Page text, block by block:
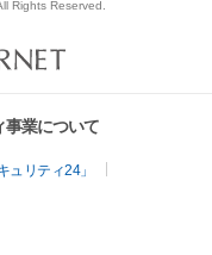
Rights Reserved.
事業について
リティ24」